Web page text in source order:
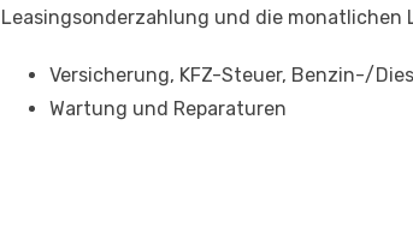
Leasingsonderzahlung und die monatlichen
Versicherung, KFZ-Steuer, Benzin-/
Wartung und Reparaturen